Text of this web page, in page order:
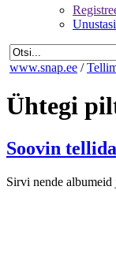
www.snap.ee /
Ühtegi
Soovin
Sirvi nende